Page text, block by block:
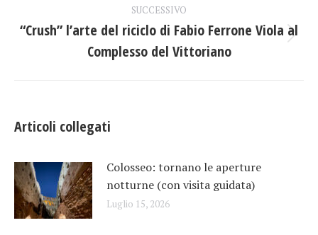
post
SUCCESSIVO
Prossimo
post:
“Crush” l’arte del riciclo di Fabio Ferrone Viola al
Complesso del Vittoriano
Articoli collegati
Colosseo: tornano le aperture
notturne (con visita guidata)
Luglio 15, 2026